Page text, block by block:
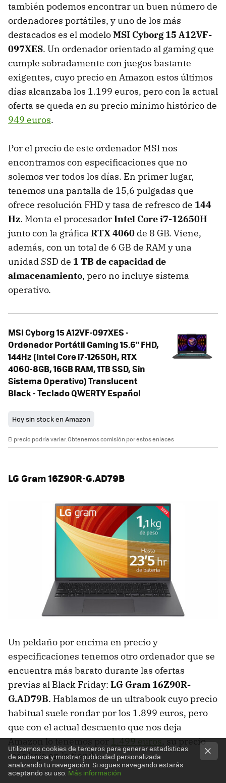
también podemos encontrar un buen número de
ordenadores portátiles, y uno de los más
destacados es el modeloMSI Cyborg 15 A12VF-
097XES. Un ordenador orientado al gaming que
cumple sobradamente con juegos bastante
exigentes, cuyo precio en Amazon estos últimos
días alcanzaba los 1.199 euros, pero con la actual
oferta se queda en su precio mínimo histórico de
949 euros.
Por el precio de este ordenador MSI nos
encontramos con especificaciones que no
solemos ver todos los días. En primer lugar,
tenemos una pantalla de 15,6 pulgadas que
ofrece resolución FHD y tasa de refresco de 144
Hz. Monta el procesadorIntel Core i7-12650H
junto con la gráfica RTX 4060 de 8 GB. Viene,
además, con un total de 6 GB de RAM y una
unidad SSD de 1 TB de capacidad de
almacenamiento, pero no incluye sistema
operativo.
MSI Cyborg 15 A12VF-097XES -
Ordenador Portátil Gaming 15.6" FHD,
144Hz (Intel Core i7-12650H, RTX
4060-8GB, 16GB RAM, 1TB SSD, Sin
Sistema Operativo) Translucent
Black - Teclado QWERTY Español
Hoy sin stock en Amazon
El precio podría variar. Obtenemos comisión por estos enlaces
LG Gram 16Z90R-G.AD79B
Un peldaño por encima en precio y
especificaciones tenemos otro ordenador que se
encuentra más barato durante las ofertas
previas al Black Friday: LG Gram 16Z90R-
G.AD79B. Hablamos de un ultrabook cuyo precio
habitual suele rondar por los 1.899 euros, pero
que con el actual descuento que nos deja
Amazon lo tenemos por1.499 euros, su precio
más bajo en la tienda.
Utilizamos cookies de terceros para generar estadísticas
de audiencia y mostrar publicidad personalizada
analizando tu navegación. Si sigues navegando estarás
aceptando su uso. Más información